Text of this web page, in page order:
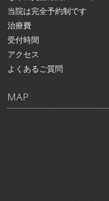
当院は完全予約制です
治療費
受付時間
アクセス
よくあるご質問
MAP